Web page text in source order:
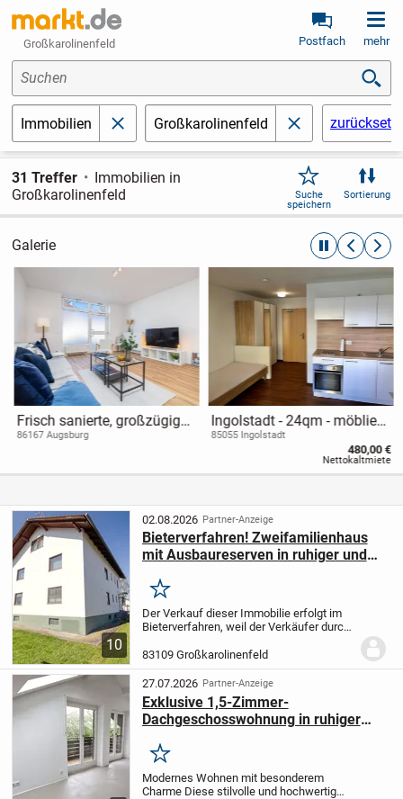
Großkarolinenfeld Postfach mehr
Suchen
Immobilien schließenGroßkarolinenfeld schließen
31 Treffer
Immobilien in
Großkarolinenfeld
Suche
speichern
Sortierung
Galerie automatische
Frisch sanierte, großzügig
geschnittene 2-ZKB,
Gäste-WC - Provisionsfrei
86167 Augsburg
Ingolstadt - 24qm - möbliert,
650 warm, incl. Internet flat
und Stromkosten incl., Mit
West-Terrasse
85055 Ingolstadt
480,00 €
Nettokaltmiete
10
02.08.2026 Partner-Anzeige
Bieterverfahren! Zweifamilienhaus
mit Ausbaureserven in ruhiger und
Merken
Der Verkauf dieser Immobilie erfolgt im
Bieterverfahren, weil der Verkäufer durch
und uns dieses auferlegt hat
nachzuweisen, dass ein angemessener
Preis erzielt...
83109 Großkarolinenfeld
27.07.2026 Partner-Anzeige
Exklusive 1,5-Zimmer-
Dachgeschosswohnung in ruhiger
Merken
Modernes Wohnen mit besonderem
Charme Diese stilvolle und hochwertig